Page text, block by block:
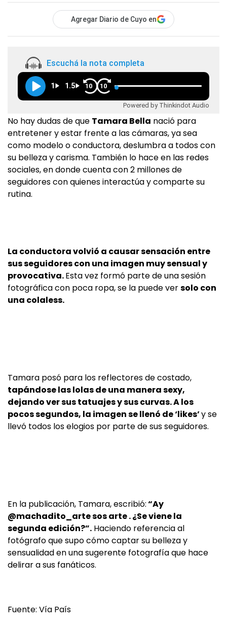
Agregar Diario de Cuyo en
Escuchá la nota completa
1 1.5 10 10
Powered by Thinkindot Audio
No hay dudas de que Tamara Bella nació para
entretener y estar frente a las cámaras, ya sea
como modelo o conductora, deslumbra a todos con
su belleza y carisma. También lo hace en las redes
sociales, en donde cuenta con 2 millones de
seguidores con quienes interactúa y comparte su
rutina.
La conductora volvió a causar sensación entre
sus seguidores con una imagen muy sensual y
provocativa.Esta vez formó parte de una sesión
fotográfica con poca ropa, se la puede versolo con
una colaless.
Tamara posó para los reflectores de costado,
tapándose las lolas de una manera sexy,
dejando ver sus tatuajes y sus curvas. A los
pocos segundos, la imagen se llenó de ‘likes’y se
llevó todos los elogios por parte de sus seguidores.
En la publicación, Tamara, escribió:“Ay
@machadito_arte sos arte . ¿Se viene la
segunda edición?”. Haciendo referencia al
fotógrafo que supo cómo captar su belleza y
sensualidad en una sugerente fotografía que hace
delirar a sus fanáticos.
Fuente: Vía País